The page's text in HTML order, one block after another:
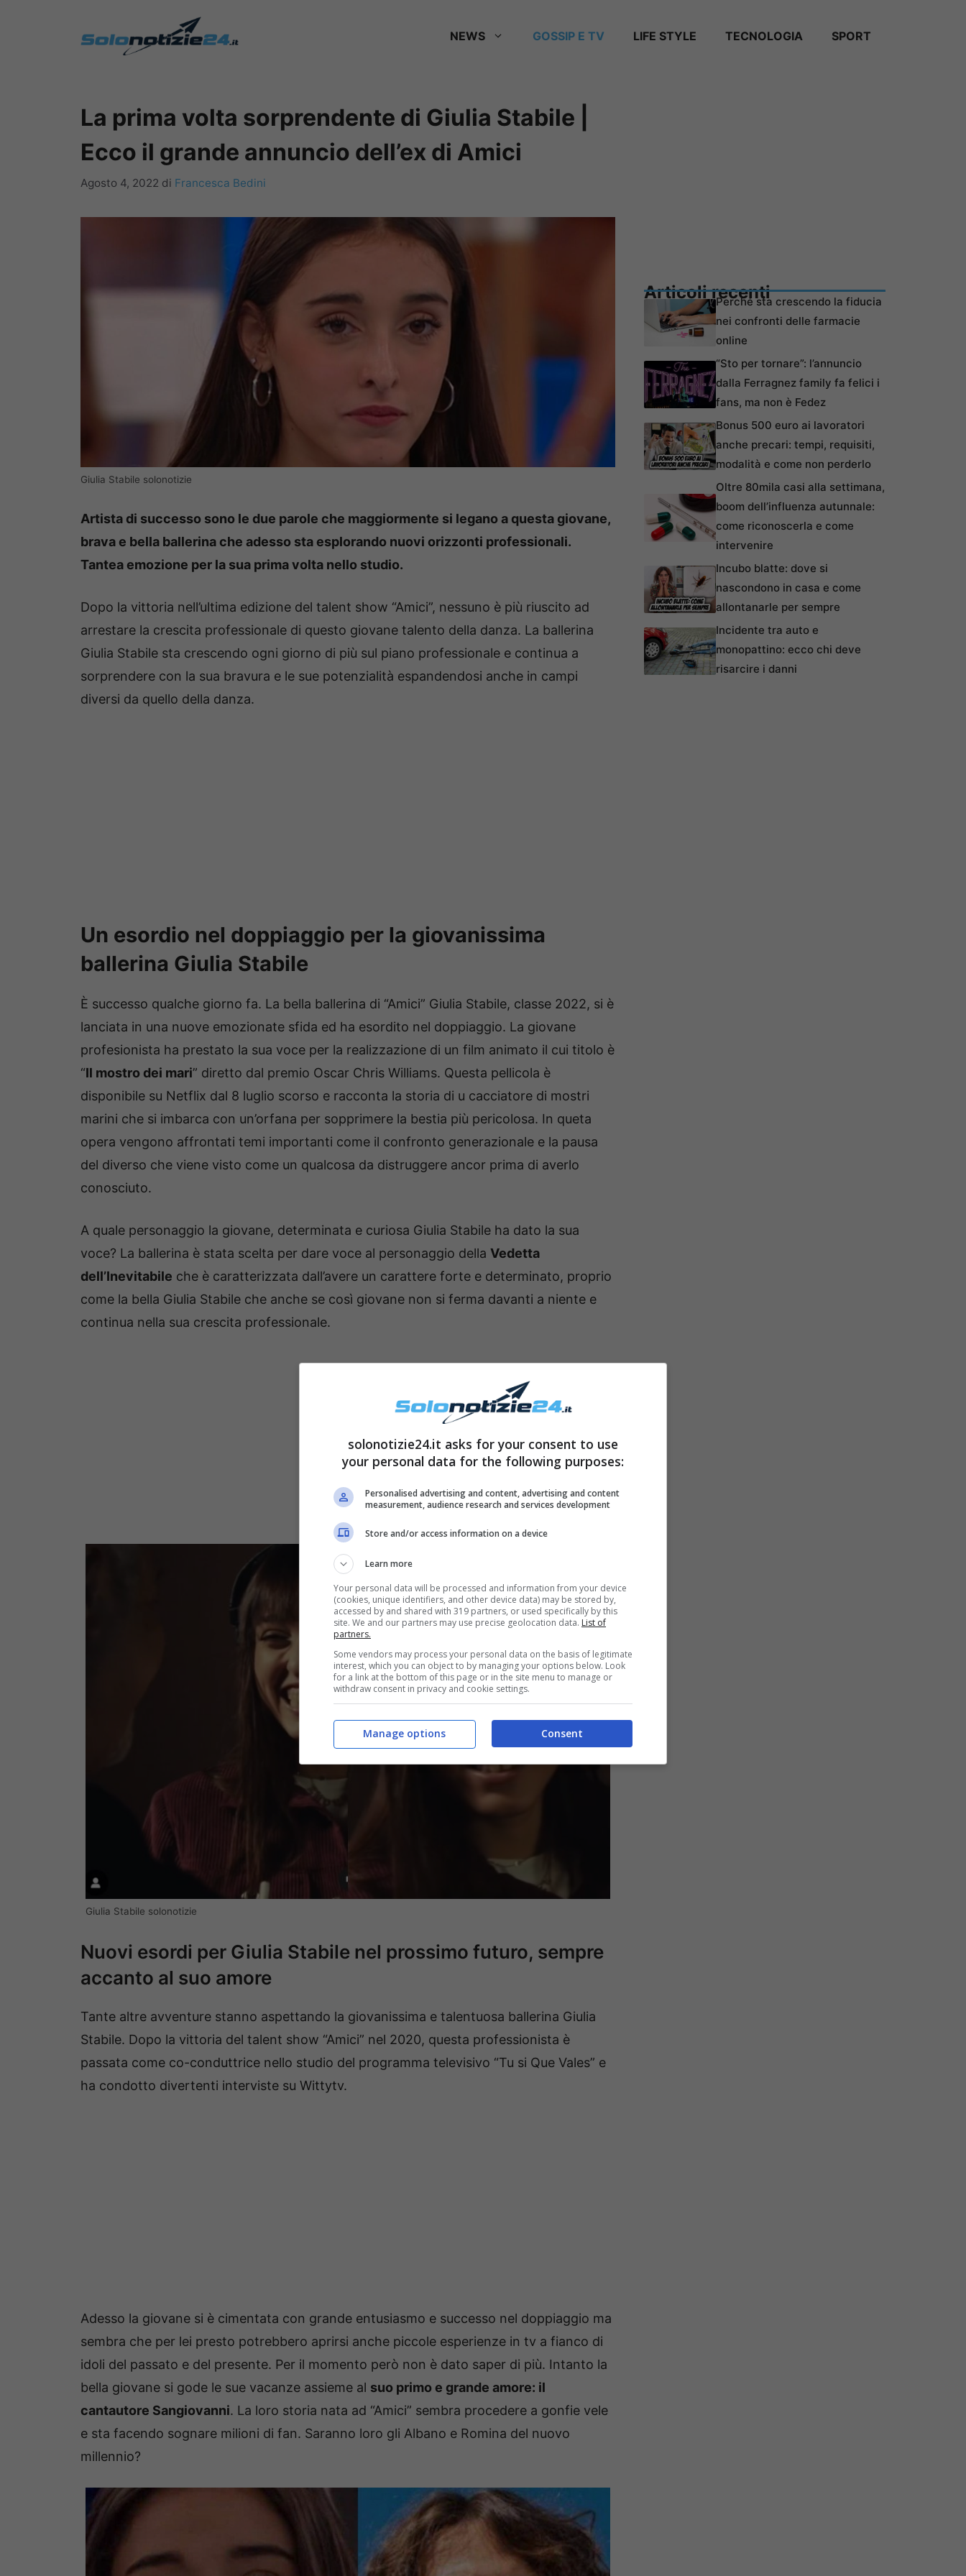
NEWS GOSSIP E TV LIFE STYLE TECNOLOGIA SPORT
La prima volta sorprendente di Giulia Stabile |
Ecco il grande annuncio dell’ex di Amici
Agosto 4, 2022 di Francesca Bedini
Giulia Stabile solonotizie
Artista di successo sono le due parole che maggiormente si legano a questa giovane,
brava e bella ballerina che adesso sta esplorando nuovi orizzonti professionali.
Tantea emozione per la sua prima volta nello studio.
Dopo la vittoria nell’ultima edizione del talent show “Amici”, nessuno è più riuscito ad
arrestare la crescita professionale di questo giovane talento della danza. La ballerina
Giulia Stabile sta crescendo ogni giorno di più sul piano professionale e continua a
sorprendere con la sua bravura e le sue potenzialità espandendosi anche in campi
diversi da quello della danza.
Un esordio nel doppiaggio per la giovanissima
ballerina Giulia Stabile
È successo qualche giorno fa. La bella ballerina di “Amici” Giulia Stabile, classe 2022, si è
lanciata in una nuove emozionate sfida ed ha esordito nel doppiaggio. La giovane
profesionista ha prestato la sua voce per la realizzazione di un film animato il cui titolo è
“Il mostro dei mari” diretto dal premio Oscar Chris Williams. Questa pellicola è
disponibile su Netflix dal 8 luglio scorso e racconta la storia di u cacciatore di mostri
marini che si imbarca con un’orfana per sopprimere la bestia più pericolosa. In queta
opera vengono affrontati temi importanti come il confronto generazionale e la pausa
del diverso che viene visto come un qualcosa da distruggere ancor prima di averlo
conosciuto.
A quale personaggio la giovane, determinata e curiosa Giulia Stabile ha dato la sua
voce? La ballerina è stata scelta per dare voce al personaggio della Vedetta
dell’Inevitabile che è caratterizzata dall’avere un carattere forte e determinato, proprio
come la bella Giulia Stabile che anche se così giovane non si ferma davanti a niente e
continua nella sua crescita professionale.
Giulia Stabile solonotizie
Nuovi esordi per Giulia Stabile nel prossimo futuro, sempre
accanto al suo amore
Tante altre avventure stanno aspettando la giovanissima e talentuosa ballerina Giulia
Stabile. Dopo la vittoria del talent show “Amici” nel 2020, questa professionista è
passata come co-conduttrice nello studio del programma televisivo “Tu si Que Vales” e
ha condotto divertenti interviste su Wittytv.
Adesso la giovane si è cimentata con grande entusiasmo e successo nel doppiaggio ma
sembra che per lei presto potrebbero aprirsi anche piccole esperienze in tv a fianco di
idoli del passato e del presente. Per il momento però non è dato saper di più. Intanto la
bella giovane si gode le sue vacanze assieme al suo primo e grande amore: il
cantautore Sangiovanni. La loro storia nata ad “Amici” sembra procedere a gonfie vele
e sta facendo sognare milioni di fan. Saranno loro gli Albano e Romina del nuovo
millennio?
Articoli recentiPerché sta crescendo la fiducia
nei confronti delle farmacie
online
“Sto per tornare”: l’annuncio
dalla Ferragnez family fa felici i
fans, ma non è Fedez
Bonus 500 euro ai lavoratori
anche precari: tempi, requisiti,
modalità e come non perderlo
Oltre 80mila casi alla settimana,
boom dell’influenza autunnale:
come riconoscerla e come
intervenire
Incubo blatte: dove si
nascondono in casa e come
allontanarle per sempre
Incidente tra auto e
monopattino: ecco chi deve
risarcire i danni
solonotizie24.it asks for your consent to use
your personal data for the following purposes:
Personalised advertising and content, advertising and content
measurement, audience research and services development
Store and/or access information on a device
Learn more
Your personal data will be processed and information from your device
(cookies, unique identifiers, and other device data) may be stored by,
accessed by and shared with 319 partners, or used specifically by this
site. We and our partners may use precise geolocation data. List of
partners.
Some vendors may process your personal data on the basis of legitimate
interest, which you can object to by managing your options below. Look
for a link at the bottom of this page or in the site menu to manage or
withdraw consent in privacy and cookie settings.
Consent
Manage options